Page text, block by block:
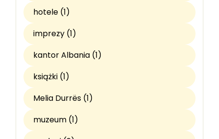
hotele (1)
imprezy (1)
kantor Albania (1)
książki (1)
Melia Durrës (1)
muzeum (1)